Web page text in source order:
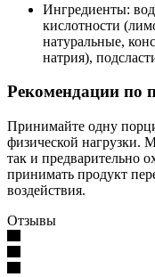
Ингредиенты:
кислотности
натуральные,
натрия),
Рекомендации по
Принимайте одну
физической нагрузки.
так и предварительно
принимать продукт
воздействия.
Отзывы